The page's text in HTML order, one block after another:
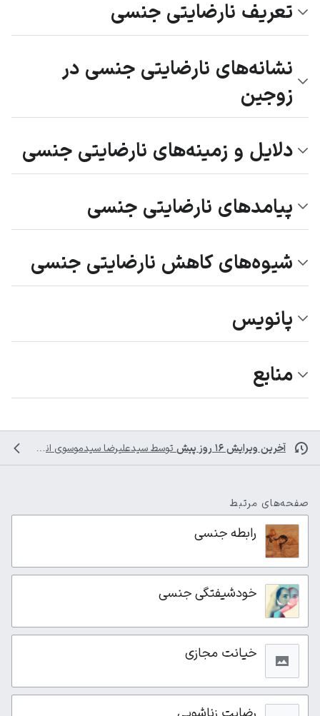
تعریف نارضایتی جنسی
نشانه‌های نارضایتی جنسی در
زوجین
دلایل و زمینه‌های نارضایتی جنسی
پیامدهای نارضایتی جنسی
شیوه‌های کاهش نارضایتی جنسی
پانویس
منابع
آخرین ویرایش ۱۶ روز پیش توسط سیدعلیرضا سیدموسوی انجام شده است
صفحه‌های مرتبط
رابطه جنسی
خودشیفتگی جنسی
خیانت مجازی
رضایت زناشویی